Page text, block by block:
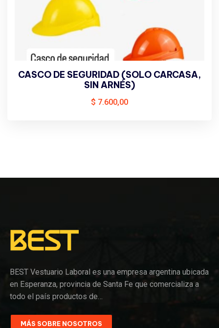
CASCO DE SEGURIDAD (SOLO CARCASA,
SIN ARNÉS)
$ 7.600,00
BEST Vestuario Laboral es una empresa argentina ubicada
en Esperanza, provincia de Santa Fe que comercializa a
todo el país productos de…
MÁS SOBRE NOSOTROS